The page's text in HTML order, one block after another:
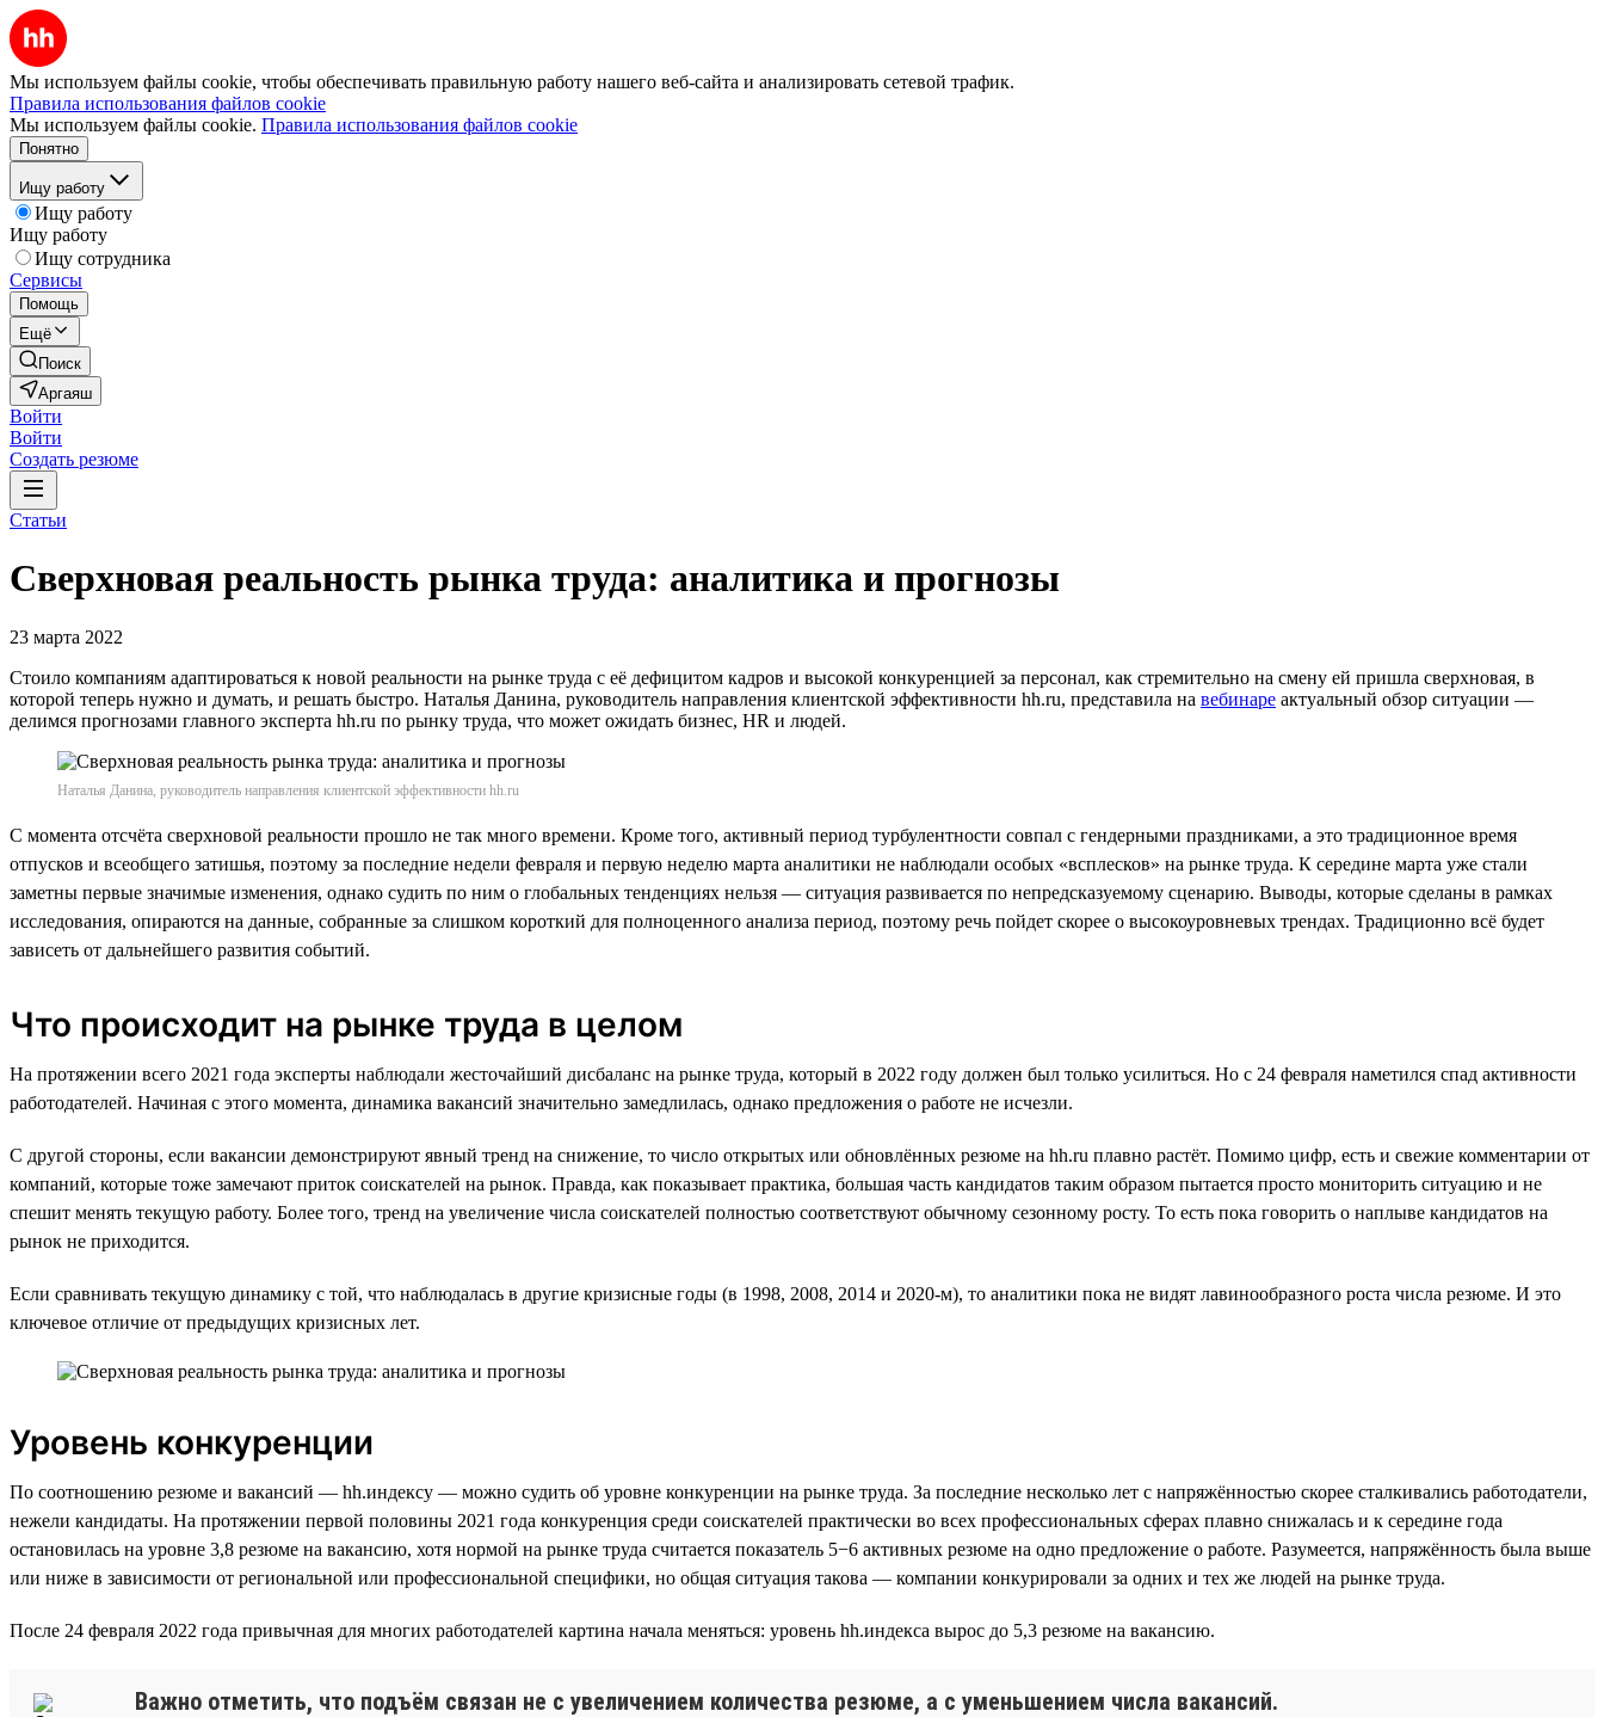
Мы используем файлы cookie, чтобы обеспечивать правильную работу нашего веб-сайта и анализировать сетевой трафик.
Правила использования файлов cookie
Мы используем файлы cookie. Правила использования файлов cookie
Понятно
Ищу работу
Ищу работу
Ищу работу
Ищу сотрудника
Сервисы
Помощь
Ещё
Поиск
Аргаяш
Войти
Войти
Создать резюме
Статьи
Сверхновая реальность рынка труда: аналитика и прогнозы
23 марта 2022
Стоило компаниям адаптироваться к новой реальности на рынке труда с её дефицитом кадров и высокой конкуренцией за персонал, как стремительно на смену ей пришла сверхновая, в
которой теперь нужно и думать, и решать быстро. Наталья Данина, руководитель направления клиентской эффективности hh.ru, представила на вебинаре актуальный обзор ситуации —
делимся прогнозами главного эксперта hh.ru по рынку труда, что может ожидать бизнес, HR и людей.
Наталья Данина, руководитель направления клиентской эффективности hh.ru
С момента отсчёта сверхновой реальности прошло не так много времени. Кроме того, активный период турбулентности совпал с гендерными праздниками, а это традиционное время
отпусков и всеобщего затишья, поэтому за последние недели февраля и первую неделю марта аналитики не наблюдали особых «всплесков» на рынке труда. К середине марта уже стали
заметны первые значимые изменения, однако судить по ним о глобальных тенденциях нельзя — ситуация развивается по непредсказуемому сценарию. Выводы, которые сделаны в рамках
исследования, опираются на данные, собранные за слишком короткий для полноценного анализа период, поэтому речь пойдет скорее о высокоуровневых трендах. Традиционно всё будет
зависеть от дальнейшего развития событий.
Что происходит на рынке труда в целом
На протяжении всего 2021 года эксперты наблюдали жесточайший дисбаланс на рынке труда, который в 2022 году должен был только усилиться. Но с 24 февраля наметился спад активности
работодателей. Начиная с этого момента, динамика вакансий значительно замедлилась, однако предложения о работе не исчезли.
С другой стороны, если вакансии демонстрируют явный тренд на снижение, то число открытых или обновлённых резюме на hh.ru плавно растёт. Помимо цифр, есть и свежие комментарии от
компаний, которые тоже замечают приток соискателей на рынок. Правда, как показывает практика, большая часть кандидатов таким образом пытается просто мониторить ситуацию и не
спешит менять текущую работу. Более того, тренд на увеличение числа соискателей полностью соответствуют обычному сезонному росту. То есть пока говорить о наплыве кандидатов на
рынок не приходится.
Если сравнивать текущую динамику с той, что наблюдалась в другие кризисные годы (в 1998, 2008, 2014 и 2020-м), то аналитики пока не видят лавинообразного роста числа резюме. И это
ключевое отличие от предыдущих кризисных лет.
Уровень конкуренции
По соотношению резюме и вакансий — hh.индексу — можно судить об уровне конкуренции на рынке труда. За последние несколько лет с напряжённостью скорее сталкивались работодатели,
нежели кандидаты. На протяжении первой половины 2021 года конкуренция среди соискателей практически во всех профессиональных сферах плавно снижалась и к середине года
остановилась на уровне 3,8 резюме на вакансию, хотя нормой на рынке труда считается показатель 5−6 активных резюме на одно предложение о работе. Разумеется, напряжённость была выше
или ниже в зависимости от региональной или профессиональной специфики, но общая ситуация такова — компании конкурировали за одних и тех же людей на рынке труда.
После 24 февраля 2022 года привычная для многих работодателей картина начала меняться: уровень hh.индекса вырос до 5,3 резюме на вакансию.
Важно отметить, что подъём связан не с увеличением количества резюме, а с уменьшением числа вакансий.